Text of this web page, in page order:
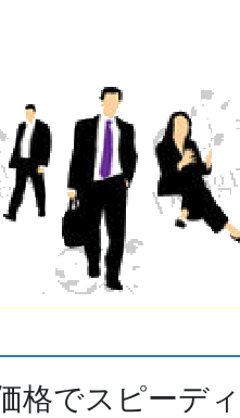
格でスピーデ